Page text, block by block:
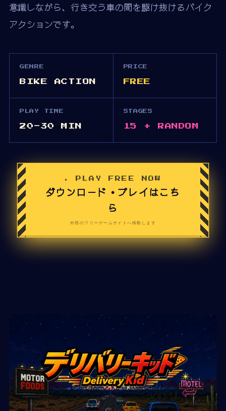
意識しながら、行き交う車の間を駆け抜けるバイク
アクションです。
GENRE
BIKE ACTION
PRICE
FREE
PLAY TIME
20-30 MIN
STAGES
15 + RANDOM
▸ PLAY FREE NOW
ダウンロード・プレイはこち
ら
外部のフリーゲームサイトへ移動します